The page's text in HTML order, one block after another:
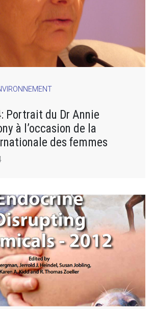
Portrait du Dr Annie
à l’occasion de la
des femmes